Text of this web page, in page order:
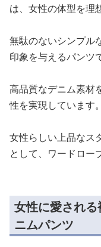
は、女性の体型を理
無駄のないシンプル
印象を与えるパンツ
高品質なデニム素材
性を実現しています。
女性らしい上品なス
として、ワードロー
女性に愛され
ニムパンツ